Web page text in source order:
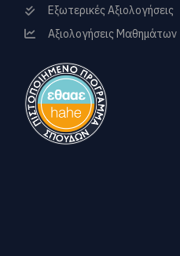
Εξωτερικές Αξιολογήσεις
Αξιολογήσεις Μαθημάτων